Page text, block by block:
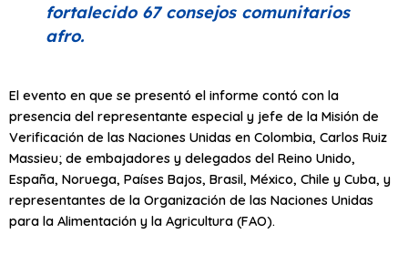
fortalecido 67 consejos comunitarios
afro.
El evento en que se presentó el informe contó con la
presencia del representante especial y jefe de la Misión de
Verificación de las Naciones Unidas en Colombia, Carlos Ruiz
Massieu; de embajadores y delegados del Reino Unido,
España, Noruega, Países Bajos, Brasil, México, Chile y Cuba, y
representantes de la Organización de las Naciones Unidas
para la Alimentación y la Agricultura (FAO).